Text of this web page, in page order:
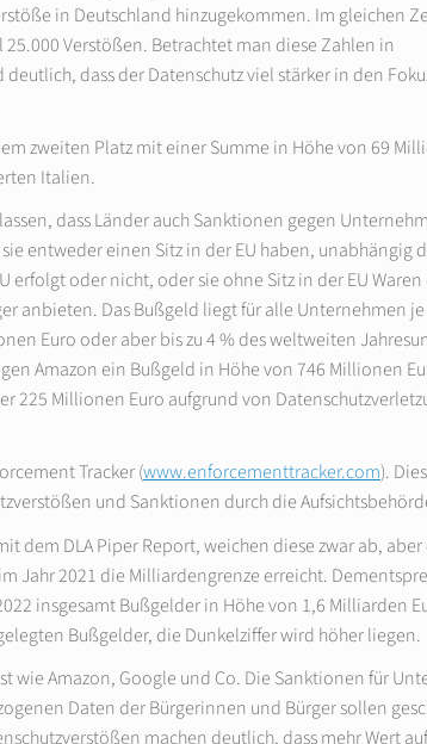
in Deutschland hinzugekommen. Im gleichen
Verstößen. Betrachtet man diese Zahlen in
dass der Datenschutz viel stärker in den
zweiten Platz mit einer Summe in Höhe von 69
Italien.
dass Länder auch Sanktionen gegen
entweder einen Sitz in der EU haben, unabhängig
erfolgt oder nicht, oder sie ohne Sitz in der EU
anbieten. Das Bußgeld liegt für alle Unternehmen
Euro oder aber bis zu 4 % des weltweiten
Amazon ein Bußgeld in Höhe von 746 Millionen
225 Millionen Euro aufgrund von
Tracker (www.enforcementtracker.com).
und Sanktionen durch die
dem DLA Piper Report, weichen diese zwar ab,
Jahr 2021 die Milliardengrenze erreicht.
insgesamt Bußgelder in Höhe von 1,6 Milliarden
Bußgelder, die Dunkelziffer wird höher liegen.
wie Amazon, Google und Co. Die Sanktionen für
Daten der Bürgerinnen und Bürger sollen
machen deutlich, dass mehr Wert